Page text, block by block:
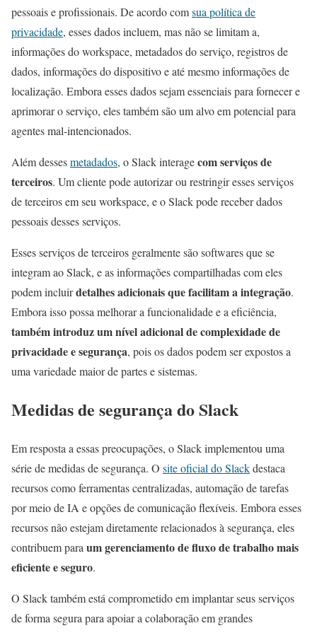
pessoais e profissionais. De acordo comsua política de
privacidade, esses dados incluem, mas não se limitam a,
informações do workspace, metadados do serviço, registros de
dados, informações do dispositivo e até mesmo informações de
localização. Embora esses dados sejam essenciais para fornecer e
aprimorar o serviço, eles também são um alvo em potencial para
agentes mal-intencionados.
Além dessesmetadados, o Slack interagecom serviços de
terceiros. Um cliente pode autorizar ou restringir esses serviços
de terceiros em seu workspace, e o Slack pode receber dados
pessoais desses serviços.
Esses serviços de terceiros geralmente são softwares que se
integram ao Slack, e as informações compartilhadas com eles
podem incluirdetalhes adicionais que facilitam a integração.
Embora isso possa melhorar a funcionalidade e a eficiência,
também introduz um nível adicional de complexidade de
privacidade e segurança, pois os dados podem ser expostos a
uma variedade maior de partes e sistemas.
Medidas de segurança do Slack
Em resposta a essas preocupações, o Slack implementou uma
série de medidas de segurança. O site oficial do Slackdestaca
recursos como ferramentas centralizadas, automação de tarefas
por meio de IA e opções de comunicação flexíveis. Embora esses
recursos não estejam diretamente relacionados à segurança, eles
contribuem paraum gerenciamento de fluxo de trabalho mais
eficiente e seguro.
O Slack também está comprometido em implantar seus serviços
de forma segura para apoiar a colaboração em grandes